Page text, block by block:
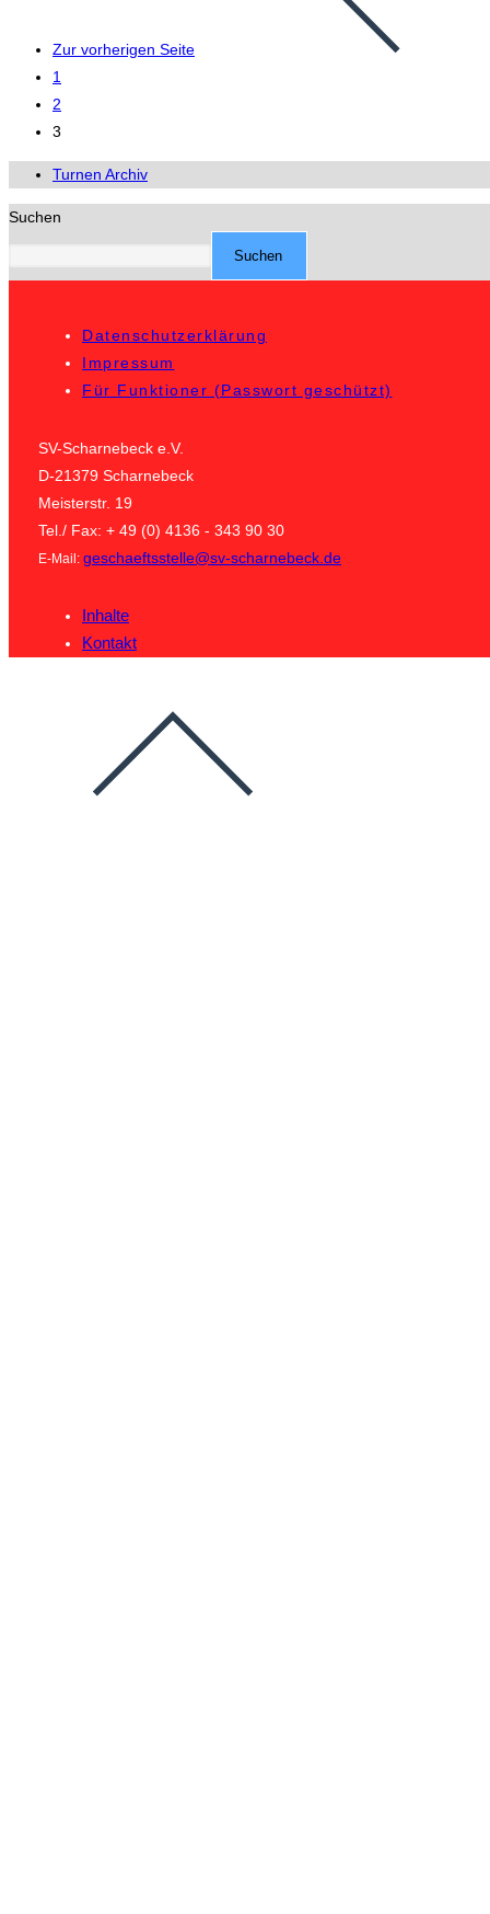
Zur vorherigen Seite
1
2
3
Turnen Archiv
Suchen
Suchen
Datenschutzerklärung
Impressum
Für Funktioner (Passwort geschützt)
SV-Scharnebeck e.V.
D-21379 Scharnebeck
Meisterstr. 19
Tel./ Fax: + 49 (0) 4136 - 343 90 30
E-Mail: geschaeftsstelle@sv-scharnebeck.de
Inhalte
Kontakt